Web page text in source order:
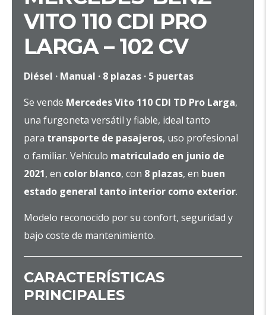
VITO 110 CDI PRO
LARGA – 102 CV
Diésel · Manual · 8 plazas · 5 puertas
Se vende Mercedes Vito 110 CDI TD Pro Larga,
una furgoneta versátil y fiable, ideal tanto
para transporte de pasajeros, uso profesional
o familiar. Vehículo matriculado en junio de
2021, en color blanco, con 8 plazas, en buen
estado general tanto interior como exterior.
Modelo reconocido por su confort, seguridad y
bajo coste de mantenimiento.
CARACTERÍSTICAS
PRINCIPALES